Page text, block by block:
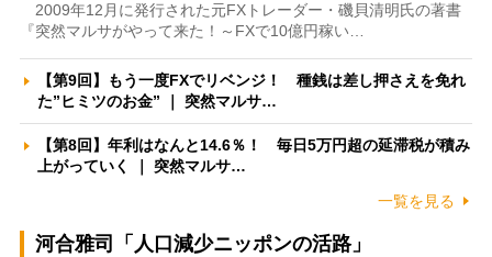
2009年12月に発行された元FXトレーダー・磯貝清明氏の著書
『突然マルサがやって来た！～FXで10億円稼い…
【第9回】もう一度FXでリベンジ！ 種銭は差し押さえを免れ
た”ヒミツのお金” ｜ 突然マルサ…
【第8回】年利はなんと14.6％！ 毎日5万円超の延滞税が積み
上がっていく ｜ 突然マルサ…
一覧を見る
河合雅司「人口減少ニッポンの活路」